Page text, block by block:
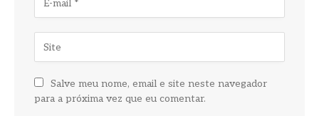
Salve meu nome, email e site neste navegador
para a próxima vez que eu comentar.